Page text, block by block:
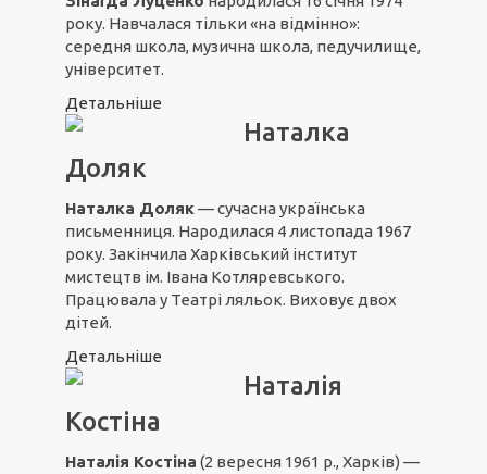
року. Навчалася тільки «на відмінно»:
середня школа, музична школа, педучилище,
університет.
Детальніше
Наталка
Доляк
Наталка Доляк— сучасна українська
письменниця. Народилася 4 листопада 1967
року. Закінчила Харківський інститут
мистецтв ім. Івана Котляревського.
Працювала у Театрі ляльок. Виховує двох
дітей.
Детальніше
Наталія
Костіна
Наталія Костіна (2 вересня 1961 р., Харків) —